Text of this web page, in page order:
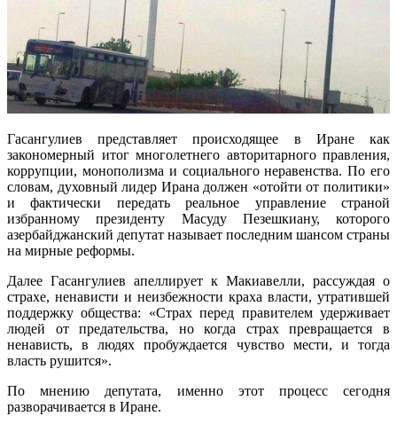
Гасангулиев представляет происходящее в Иране как
закономерный итог многолетнего авторитарного правления,
коррупции, монополизма и социального неравенства. По его
словам, духовный лидер Ирана должен «отойти от политики»
и фактически передать реальное управление страной
избранному президенту Масуду Пезешкиану, которого
азербайджанский депутат называет последним шансом страны
на мирные реформы.
Далее Гасангулиев апеллирует к Макиавелли, рассуждая о
страхе, ненависти и неизбежности краха власти, утратившей
поддержку общества: «Страх перед правителем удерживает
людей от предательства, но когда страх превращается в
ненависть, в людях пробуждается чувство мести, и тогда
власть рушится».
По мнению депутата, именно этот процесс сегодня
разворачивается в Иране.